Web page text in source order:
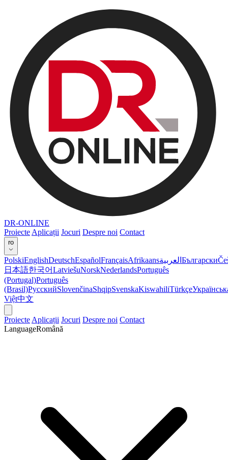
DR-ONLINE
Proiecte Aplicații Jocuri Despre noi Contact
ro
PolskiEnglishDeutschEspañolFrançaisAfrikaansالعربية Български
日本語한국어LatviešuNorskNederlandsPortuguês
(Portugal)Português
(Brasil)РусскийSlovenčinaShqipSvenskaKiswahiliTürkçe
Việt中文
Proiecte Aplicații Jocuri Despre noi Contact
LanguageRomână